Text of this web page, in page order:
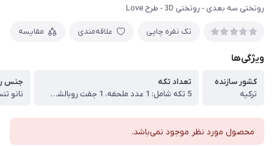
روتختی سه بعدی - روتختی 3D - طرح Love
تک نفره چاپی علاقه‌مندی مقایسه
ویژگی‌ها
کشور سازنده
ترکیه
تعداد تکه
5 تکه شامل: 1 عدد ملحفه، 1 جفت روبالشی پاکتی چاپی، لحاف لایت با الیاف ویسکوز، کاور لحاف با زیپ مخفی رویه چاپی و زیره تک رنگ
جنس
نانو
محصول مورد نظر موجود نمی‌باشد.